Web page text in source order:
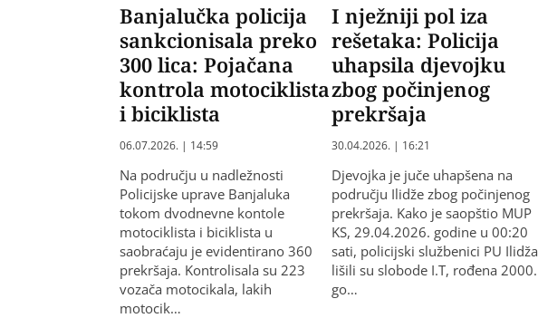
Banjalučka policija
sankcionisala preko
300 lica: Pojačana
kontrola motociklista
i biciklista
06.07.2026. | 14:59
Na području u nadležnosti
Policijske uprave Banjaluka
tokom dvodnevne kontole
motociklista i biciklista u
saobraćaju je evidentirano 360
prekršaja. Kontrolisala su 223
vozača motocikala, lakih
motocik…
I nježniji pol iza
rešetaka: Policija
uhapsila djevojku
zbog počinjenog
prekršaja
30.04.2026. | 16:21
Djevojka je juče uhapšena na
području Ilidže zbog počinjenog
prekršaja. Kako je saopštio MUP
KS, 29.04.2026. godine u 00:20
sati, policijski službenici PU Ilidža
lišili su slobode I.T, rođena 2000.
go…